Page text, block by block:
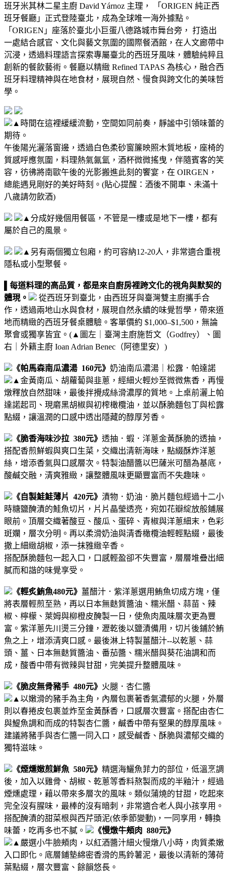
班牙米其林二星主廚 David Yárnoz 主理， 「ORIGEN 純正西
班牙餐廳」正式登陸臺北，成為全球唯一海外據點。
「ORIGEN」座落於臺北小巨蛋八德路城市舞台旁， 打造出
一處結合感官、文化與藝文氛圍的國際餐酒館，在人文廊帶中
沉浸，透過料理語言探索專屬臺北的西班牙風味，體驗純粹且
創新的餐飲藝術。 餐廳以精緻 Refined TAPAS 為核心，融合西
班牙料理精神與在地食材，展現自然、慢食與跨文化的美味哲
學。
▲時間在這裡緩緩流動，空間如同前奏，靜謐中引領味蕾的
期待。
午後陽光灑落窗邊，透過白色柔砂窗簾映照木質地板，座椅的
質感呼應氛圍，料理熱氣氤氳，酒杯微微搖曳，伴隨賓客的笑
容，彷彿將南歐午後的光影搬進此刻的饗宴，在 OIRGEN，
總能遇見剛好的美好時刻。 (貼心提醒：酒後不開車、未滿十
八歲請勿飲酒)
▲分成好幾個用餐區，不管是一樓或是地下一樓，都有
屬於自己的風景。
▲另有兩個獨立包廂，約可容納12-20人，非常適合重視
隱私或小型聚餐。
▌每道料理的高品質，都是來自廚房裡跨文化的視角與默契的
體現。
從西班牙到臺北，由西班牙與臺灣雙主廚攜手合
作，透過兩地山水與食材，展現自然永續的味覺哲學，帶來道
地而精緻的西班牙餐桌體驗。 客單價約 $1,000–$1,500，無論
聚會或獨享皆宜。 ( ▲ 圖左｜臺灣主廚施哲文（Godfrey）、圖
右｜外籍主廚 Ioan Adrian Benec（阿德里安）)
《帕馬森南瓜濃湯 160元》 奶油南瓜濃湯｜松露．帕達諾
▲ 金黃南瓜、胡蘿蔔與韭蔥，經細火輕炒至微微焦香，再慢
燉釋放自然甜味，最後拌攪成絲滑濃厚的質地。
上桌前灑上帕
達諾起司、現磨黑胡椒與初榨橄欖油，並以酥脆麵包丁與松露
點綴，讓溫潤的口感中透出隱藏的醇厚芳香。
《脆香海味沙拉 380元》 透抽．蝦．洋蔥金黃酥脆的透抽，
搭配香煎鮮蝦與爽口生菜，交織出清新海味，點綴酥炸洋蔥
絲，增添香氣與口感層次。 特製油醋醬以巴薩米可醋為基底，
酸鹹交融，清爽雅緻，讓整體風味更顯豐富而不失趣味。
《自製鮭鮭薄片 420元》 漬物．奶油．脆片麵包經過十二小
時糖鹽醃漬的鮭魚切片，片片晶瑩透亮，宛如花瓣綻放般鋪展
眼前。頂層交織著酸豆、酸瓜、蛋碎、青椒與洋蔥細末，色彩
斑斕，層次分明。再以柔滑奶油與清香橄欖油輕輕點綴，最後
撒上細緻胡椒，添一抹雅緻辛香。
搭配酥脆麵包一起入口，口感輕盈卻不失豐富，層層堆疊出細
膩而和諧的味覺享受。
《輕炙鮪魚480元》 薑醋汁．紫洋蔥選用鮪魚切成方塊，僅
將表層輕煎至熟，再以日本無麩質醬油、糯米醋、蒜苗、辣
椒、檸檬、萊姆與柳橙皮醃製一日，使魚肉風味層次更為豐
富。 紫洋蔥先川燙三分鐘，瀝乾後以鹽漬備用，切片後鋪於鮪
魚之上，增添清爽口感。 最後淋上特製薑醋汁--以乾蔥、蒜
頭、薑、日本無麩質醬油、番茄醬、糯米醋與葵花油調和而
成，酸香中帶有微辣與甘甜，完美提升整體風味。
《脆皮無骨豬手 480元》 火腿．杏仁醬
▲ 以嫩滑的豬手為主角，內層包裹著香氣濃郁的火腿，外層
則以春捲皮包裹並炸至金黃酥香，口感層次豐富。搭配由杏仁
與鯷魚調和而成的特製杏仁醬，鹹香中帶有堅果的醇厚風味。
建議將豬手與杏仁醬一同入口，感受鹹香、酥脆與濃郁交織的
獨特滋味。
《煙燻嫩煎鮮魚 580元》 精選海鱺魚菲力的部位，低溫烹調
後，加入以雞骨、胡椒、乾蔥等香料熬製而成的半釉汁，經過
煙燻處理，藉以帶來多層次的風味。 類似蒲燒的甘甜，吃起來
完全沒有腥味，最棒的沒有暗刺，非常適合老人與小孩享用。
搭配醃漬的甜菜根與西芹頭泥(依季節變動)，一同享用，轉換
味蕾，吃再多也不膩。
《慢燉牛頰肉 880元》
▲ 嚴選小牛臉頰肉，以紅酒醬汁細火慢燉八小時，肉質柔嫩
入口即化。底層鋪墊綿密香滑的馬鈴薯泥，最後以清新的薄荷
葉點綴，層次豐富、餘韻悠長。